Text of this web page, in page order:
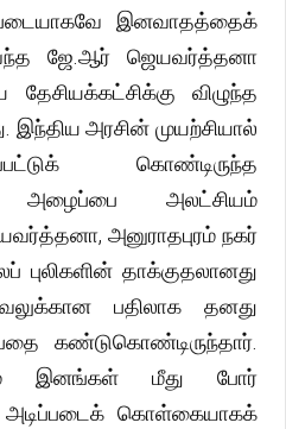
இனவாதத்தைக்
வந்த ஜே.ஆர் ஜெயவர்த்தனா
விழுந்த
இந்திய அரசின் முயற்சியால்
கொண்டிருந்த
அழைப்பை அலட்சியம்
அனுராதபுரம் நகர்
புலிகளின் தாக்குதலானது
பதிலாக தனது
கண்டுகொண்டிருந்தார்.
இனங்கள் மீது போர்
கொள்கையாகக்